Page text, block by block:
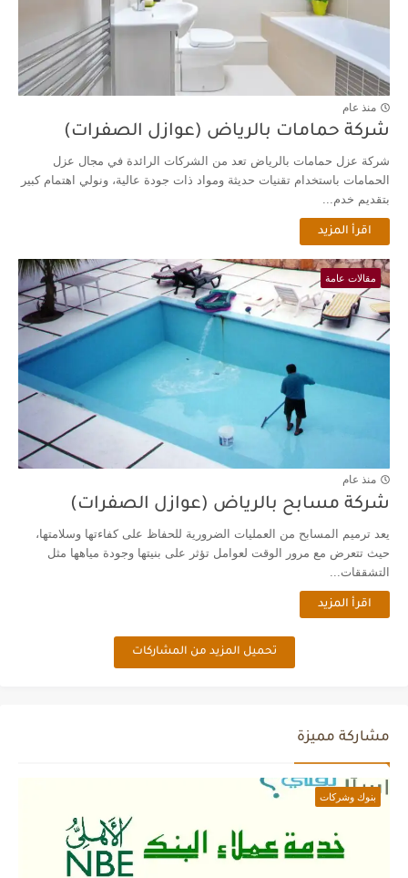
منذ عام
شركة حمامات بالرياض (عوازل الصفرات)
شركة عزل حمامات بالرياض تعد من الشركات الرائدة في مجال عزل
الحمامات باستخدام تقنيات حديثة ومواد ذات جودة عالية، ونولي اهتمام كبير
بتقديم خدم...
اقرأ المزيد
مقالات عامة
منذ عام
شركة مسابح بالرياض (عوازل الصفرات)
يعد ترميم المسابح من العمليات الضرورية للحفاظ على كفاءتها وسلامتها،
حيث تتعرض مع مرور الوقت لعوامل تؤثر على بنيتها وجودة مياهها مثل
التشققات...
اقرأ المزيد
تحميل المزيد من المشاركات
مشاركة مميزة
بنوك وشركات